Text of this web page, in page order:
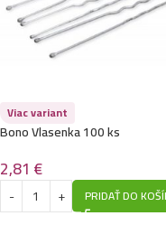
Viac variant
Bono Vlasenka 100 ks
2,81 €
PRIDAŤ DO